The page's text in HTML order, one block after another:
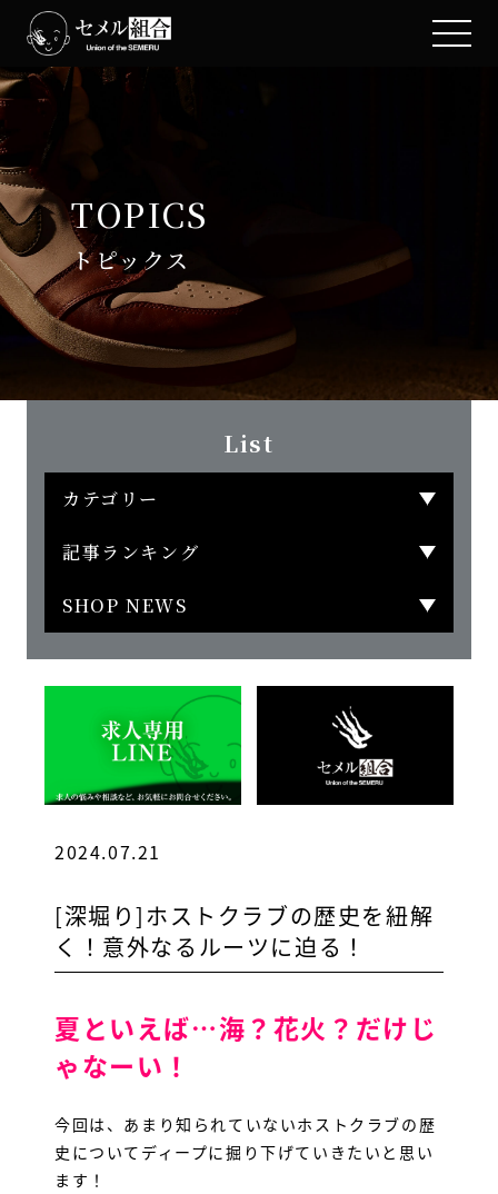
TOPICS
トピックス
2024.07.21
[深堀り]ホストクラブの歴史を紐解
く！意外なるルーツに迫る！
夏といえば…海？花火？だけじ
ゃなーい！
今回は、あまり知られていないホストクラブの歴
史についてディープに掘り下げていきたいと思い
ます！
List
カテゴリー
記事ランキング
SHOP NEWS